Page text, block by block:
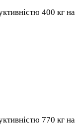
400 кг на
770 кг на